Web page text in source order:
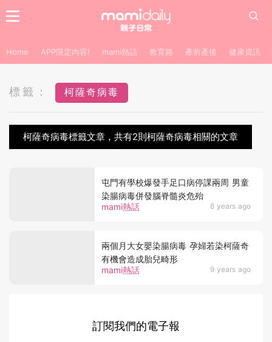
Home APP限定內容! mami熱話 教育路 產前產後 健康資訊
標籤： 柯薩奇病毒
柯薩奇病毒標籤文章，共有2則柯薩奇病毒相關的文章
mami熱話 8 years ago
屯門有學校爆發手足口病停課兩周 男童
染腸病毒併發腦脊髓炎危殆
mami熱話 9 years ago
兩個月大女嬰染腸病毒 孕婦若染柯薩奇
有機會造成胎兒畸形
訂閱我們的電子報